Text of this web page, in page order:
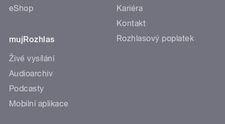
eShop
mujRozhlas
Živé vysílání
Audioarchiv
Podcasty
Mobilní aplikace
Kariéra
Kontakt
Rozhlasový poplatek